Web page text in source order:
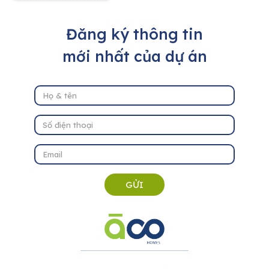
Đăng ký thông tin
mới nhất của dự án
GỬI